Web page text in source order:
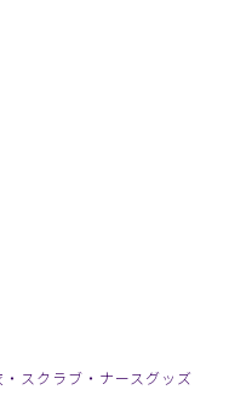
スクラブ・ナースグッズ